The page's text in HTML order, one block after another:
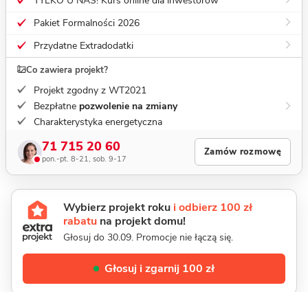
Pakiet Formalności 2026
Przydatne Extradodatki
Co zawiera projekt?
Projekt zgodny z WT2021
Bezpłatne pozwolenie na zmiany
Charakterystyka energetyczna
71 715 20 60
pon.-pt. 8-21, sob. 9-17
Zamów rozmowę
Wybierz projekt roku i odbierz 100 zł
rabatu na projekt domu!
Głosuj do 30.09. Promocje nie łączą się.
Głosuj i zgarnij 100 zł